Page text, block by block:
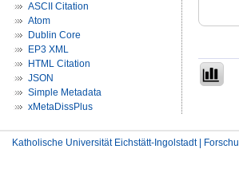
ASCII Citation
Atom
Dublin Core
EP3 XML
HTML Citation
JSON
Simple Metadata
xMetaDissPlus
Katholische Universität Eichstätt-Ingolstadt |